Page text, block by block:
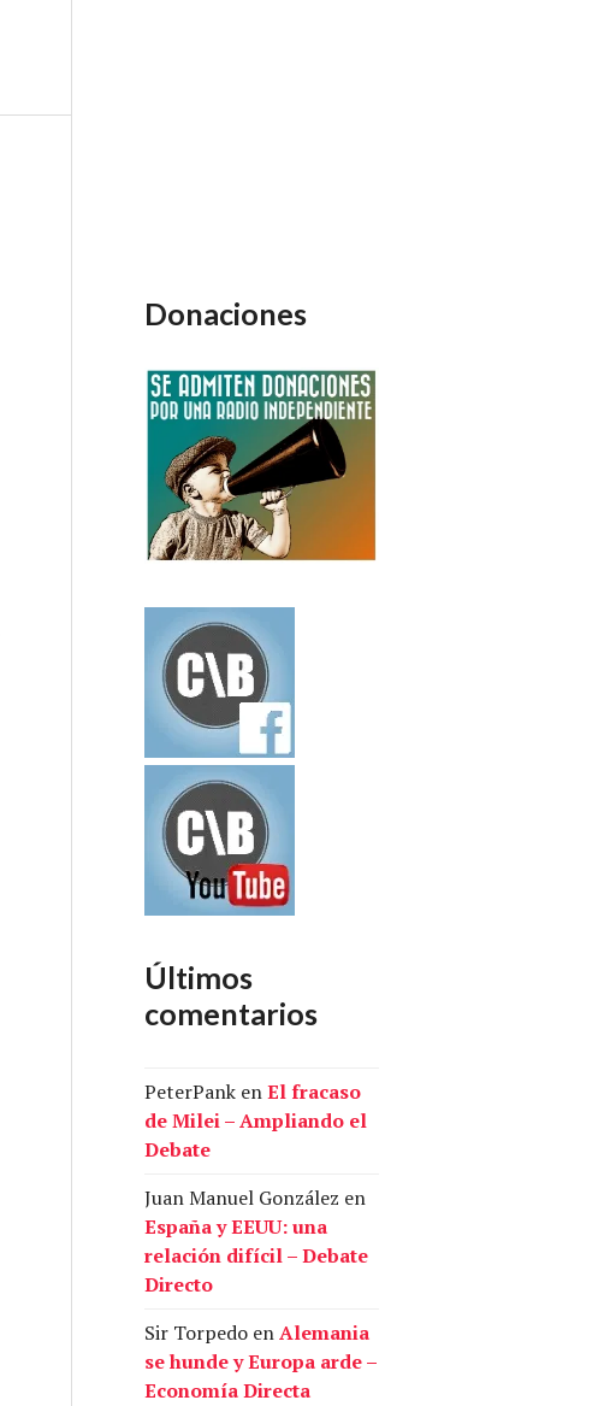
Donaciones
Últimos
comentarios
PeterPank enEl fracaso
de Milei – Ampliando el
Debate
Juan Manuel González en
España y EEUU: una
relación difícil – Debate
Directo
Sir Torpedo enAlemania
se hunde y Europa arde –
Economía Directa